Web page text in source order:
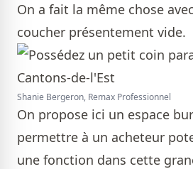
On a fait la même chose
coucher présentement vide.
Shanie Bergeron, Remax Professionnel
On propose ici un espace
permettre à un acheteur
une fonction dans cette